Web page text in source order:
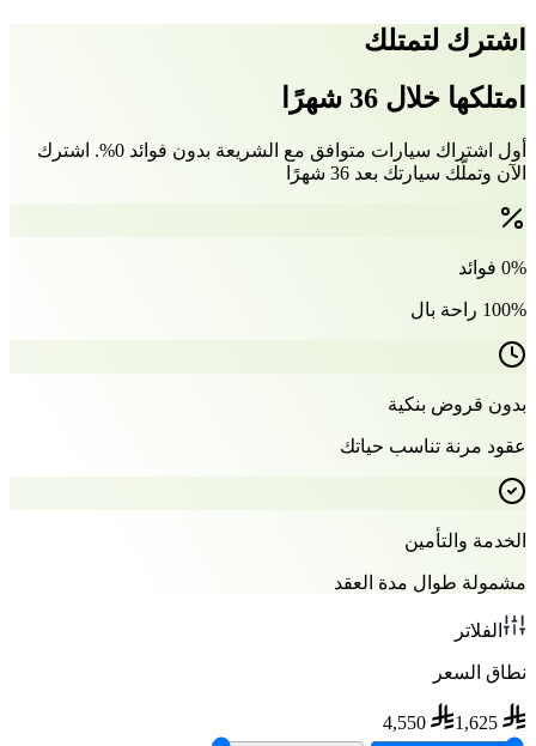
اشترك لتمتلك
امتلكها خلال 36 شهرًا
أول اشتراك سيارات متوافق مع الشريعة بدون فوائد 0%. اشترك
الآن وتملّك سيارتك بعد 36 شهرًا
0% فوائد
100% راحة بال
بدون قروض بنكية
عقود مرنة تناسب حياتك
الخدمة والتأمين
مشمولة طوال مدة العقد
الفلاتر
نطاق السعر
1,625
4,550